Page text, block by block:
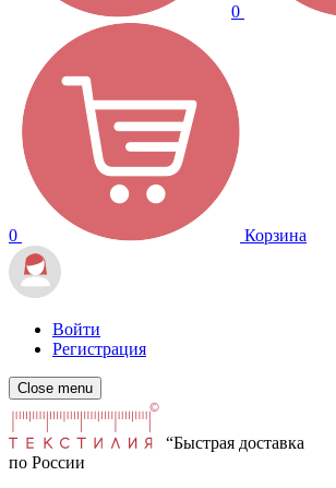
0
0 Корзина
Войти
Регистрация
Close menu
“Быстрая доставка
по России